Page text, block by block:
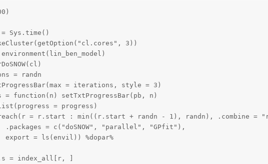
Sys.time()
3))
= randn
= iterations, style = 3)
= function(n) setTxtProgressBar(pb, n)
= progress)
= r.start : min((r.start + randn - 1), randn), .combine =
.packages = c("doSNOW", "parallel", "GPfit"),
export = ls(envil)) %dopar%
= index_all[r, ]